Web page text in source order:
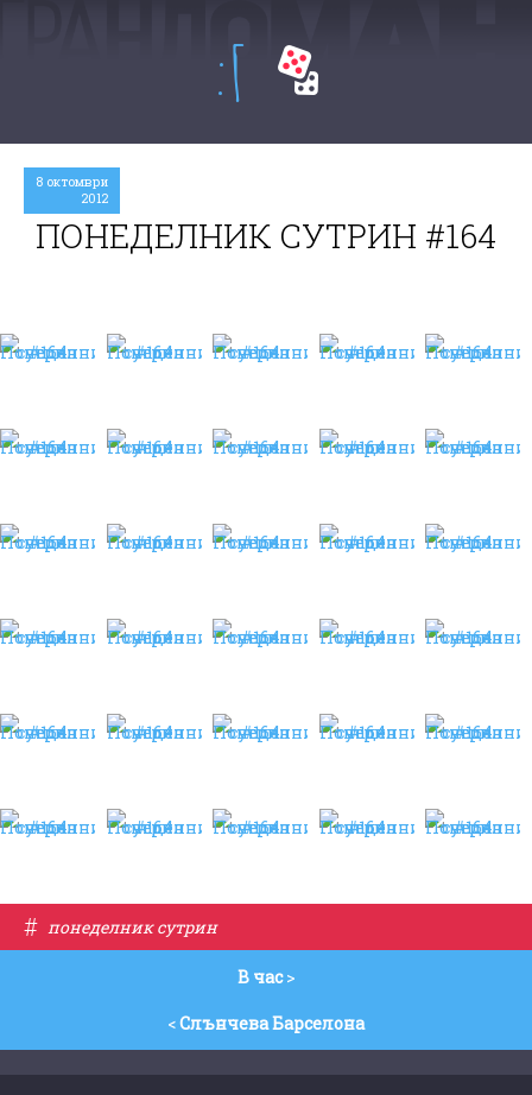
:Г
8 октомври
2012
ПОНЕДЕЛНИК СУТРИН #164
# понеделник сутрин
В час>
<Слънчева Барселона